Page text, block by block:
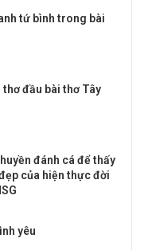
tứ bình trong bài
thơ đầu bài thơ Tây
đánh cá để thấy
của hiện thực đời
yêu